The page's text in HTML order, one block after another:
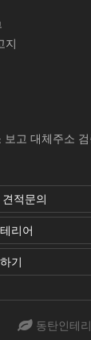
지
보고 대체주소
적문의
리어
기
동탄인테